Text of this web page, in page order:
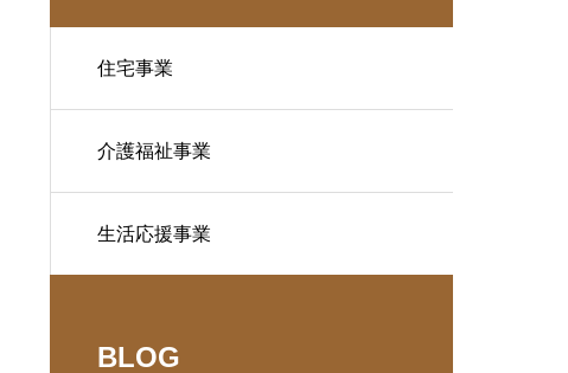
住宅事業
介護福祉事業
生活応援事業
BLOG